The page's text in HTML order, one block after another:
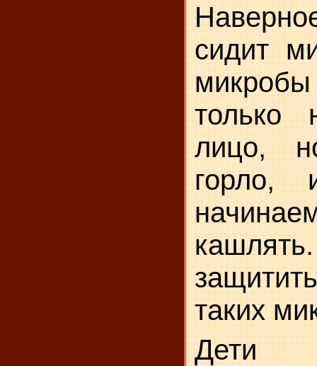
сидит
только
лицо,
горло,
таких
Дети